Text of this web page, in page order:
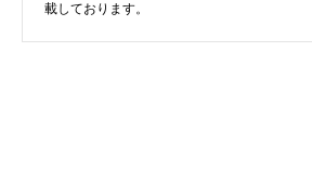
載しております。